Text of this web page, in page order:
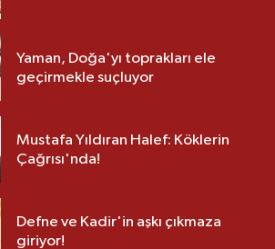
Yaman, Doğa'yı toprakları ele
geçirmekle suçluyor
Mustafa Yıldıran Halef: Köklerin
Çağrısı'nda!
Defne ve Kadir'in aşkı çıkmaza
giriyor!